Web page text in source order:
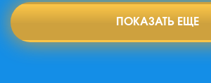
ПОКАЗАТЬ ЕЩЕ